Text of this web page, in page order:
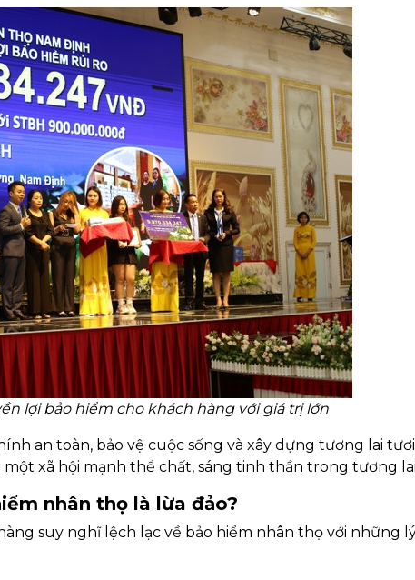
lợi bảo hiểm cho khách hàng với giá trị lớn
an toàn, bảo vệ cuộc sống và xây dựng tương lai tươi
xã hội mạnh thể chất, sáng tinh thần trong tương
nhân thọ là lừa đảo?
suy nghĩ lệch lạc về bảo hiểm nhân thọ với những